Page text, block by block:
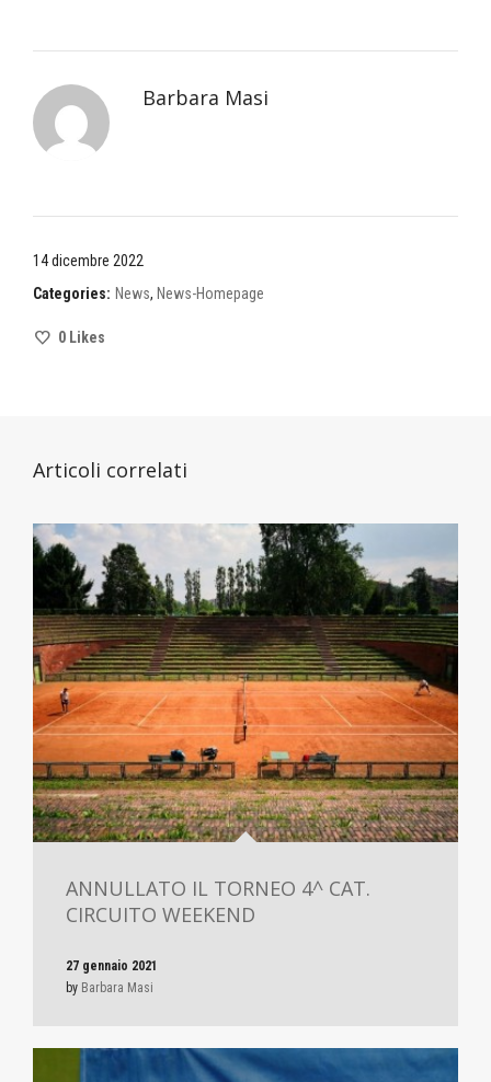
Barbara Masi
14 dicembre 2022
Categories: News, News-Homepage
0 Likes
Articoli correlati
ANNULLATO IL TORNEO 4^ CAT.
CIRCUITO WEEKEND
27 gennaio 2021
by Barbara Masi